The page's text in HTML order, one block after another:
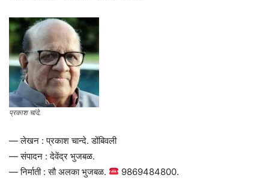
प्रकाश चांदे.
— लेखन : प्रकाश चान्दे. डोंबिवली
— संपादन : देवेंद्र भुजबळ.
— निर्माती : सौ अलका भुजबळ.
9869484800.